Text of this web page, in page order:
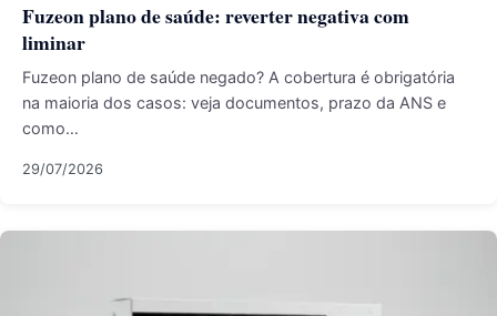
Fuzeon plano de saúde: reverter negativa com
liminar
Fuzeon plano de saúde negado? A cobertura é obrigatória
na maioria dos casos: veja documentos, prazo da ANS e
como…
29/07/2026